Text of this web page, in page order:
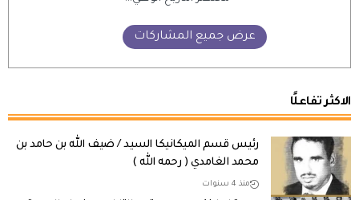
عرض جميع المشاركات
الاكثر تفاعلًا
رئيس قسم الميكانيكا السيد / ضيف الله بن حامد بن
محمد الغامدي ( رحمه الله )
منذ 4 سنوات